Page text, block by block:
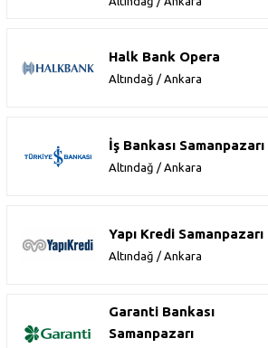
Halk Bank Opera
Altındağ / Ankara
İş Bankası Samanpazarı
Altındağ / Ankara
Yapı Kredi Samanpazarı
Altındağ / Ankara
Garanti Bankası
Samanpazarı